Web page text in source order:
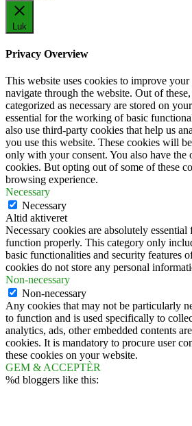
Luk
Privacy Overview
This website uses cookies to improve
navigate through the website. Out of
categorized as necessary are stored on
essential for the working of basic
also use third-party cookies that help us
you use this website. These cookies will
only with your consent. You also have the
cookies. But opting out of some of these
browsing experience.
Necessary
Necessary
Altid aktiveret
Necessary cookies are absolutely
function properly. This category only
basic functionalities and security features
cookies do not store any personal
Non-necessary
Non-necessary
Any cookies that may not be particularly
to function and is used specifically to
analytics, ads, other embedded contents
cookies. It is mandatory to procure user
these cookies on your website.
GEM & ACCEPTÈR
%d bloggers like this: